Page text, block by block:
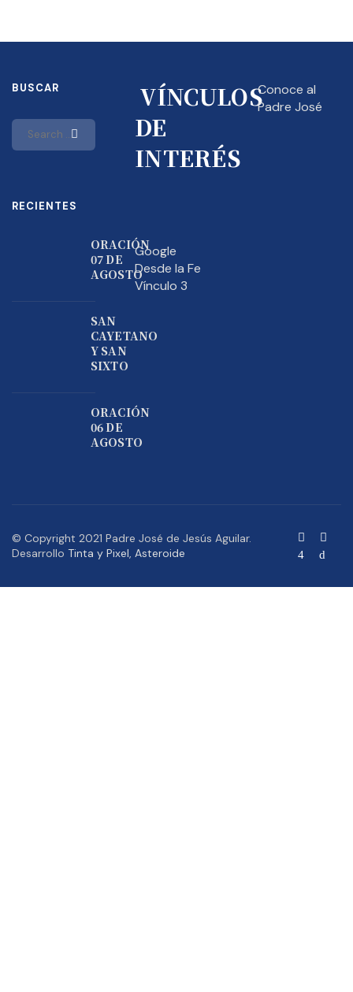
BUSCAR
RECIENTES
ORACIÓN
07 DE
AGOSTO
SAN
CAYETANO
Y SAN
SIXTO
ORACIÓN
06 DE
AGOSTO
VÍNCULOS
DE
INTERÉS
Google
Desde la Fe
Vínculo 3
Conoce al
Padre José
© Copyright 2021 Padre José de Jesús Aguilar.
Desarrollo Tinta y Pixel, Asteroide